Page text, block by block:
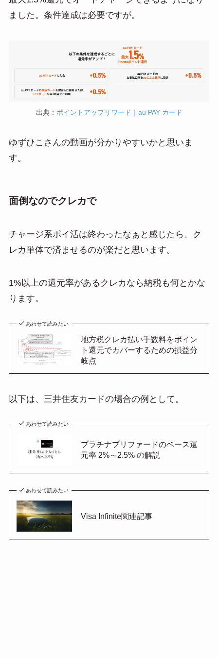
ました。条件達成は必要ですが。
出典： ポイントアップリワード｜au PAY カード
ゆずひこさんの動画が分かりやすいかと思いま
す。
面倒なのでクレカで
チャージ系ポイ活は終わったなぁと感じたら、ク
レカ単体で済ませるのが楽だと思います。
1%以上の還元率があるクレカなら納税も何とかな
ります。
あわせて読みたい
地方税クレカ払い手数料をポイン
ト還元でカバーするための損益分
岐点
以下は、三井住友カードの場合の例として。
あわせて読みたい
プラチナプリファードのベース還
元率 2%～2.5% の解説
あわせて読みたい
Visa Infinite関連記事